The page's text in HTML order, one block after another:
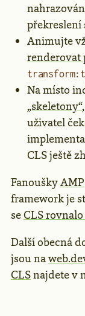
překreslení
Animujte
renderovat
Na místo
„skeletony“
uživatel
CLS ještě
FanouškyAMP
framework je
seCLS
Další obecná
jsou na
CLSnajdete v